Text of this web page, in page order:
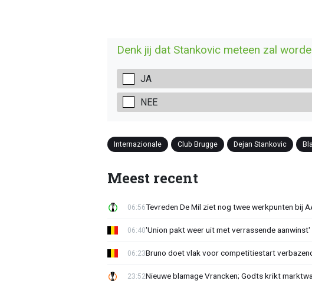
Denk jij dat Stankovic meteen zal
JA
NEE
Internazionale Club Brugge Dejan Stankovic
Meest recent
Tevreden De Mil ziet nog twee werkpunten bij
06:56
'Union pakt weer uit met verrassende aanwinst'
06:40
Bruno doet vlak voor competitiestart
06:23
Nieuwe blamage Vrancken; Godts krikt
23:52